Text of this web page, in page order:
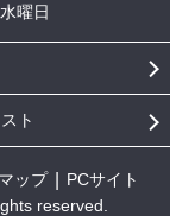
曜日
ト
ップ
PCサイト
reserved.